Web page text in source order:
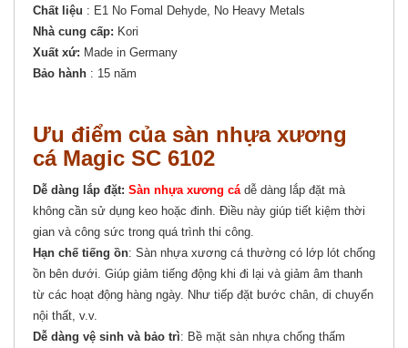
Chất liệu : E1 No Fomal Dehyde, No Heavy Metals
Nhà cung cấp: Kori
Xuất xứ: Made in Germany
Bảo hành : 15 năm
Ưu điểm của sàn nhựa xương
cá Magic SC 6102
Dễ dàng lắp đặt: Sàn nhựa xương cá dễ dàng lắp đặt mà
không cần sử dụng keo hoặc đinh. Điều này giúp tiết kiệm thời
gian và công sức trong quá trình thi công.
Hạn chế tiếng ồn: Sàn nhựa xương cá thường có lớp lót chống
ồn bên dưới. Giúp giảm tiếng động khi đi lại và giảm âm thanh
từ các hoạt động hàng ngày. Như tiếp đặt bước chân, di chuyển
nội thất, v.v.
Dễ dàng vệ sinh và bảo trì: Bề mặt sàn nhựa chống thấm